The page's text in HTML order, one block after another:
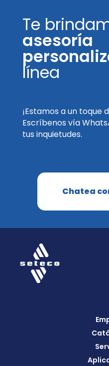
Te
asesoría
línea
¡Estamos a un toque
Escríbenos vía
tus inquietudes.
Chatea